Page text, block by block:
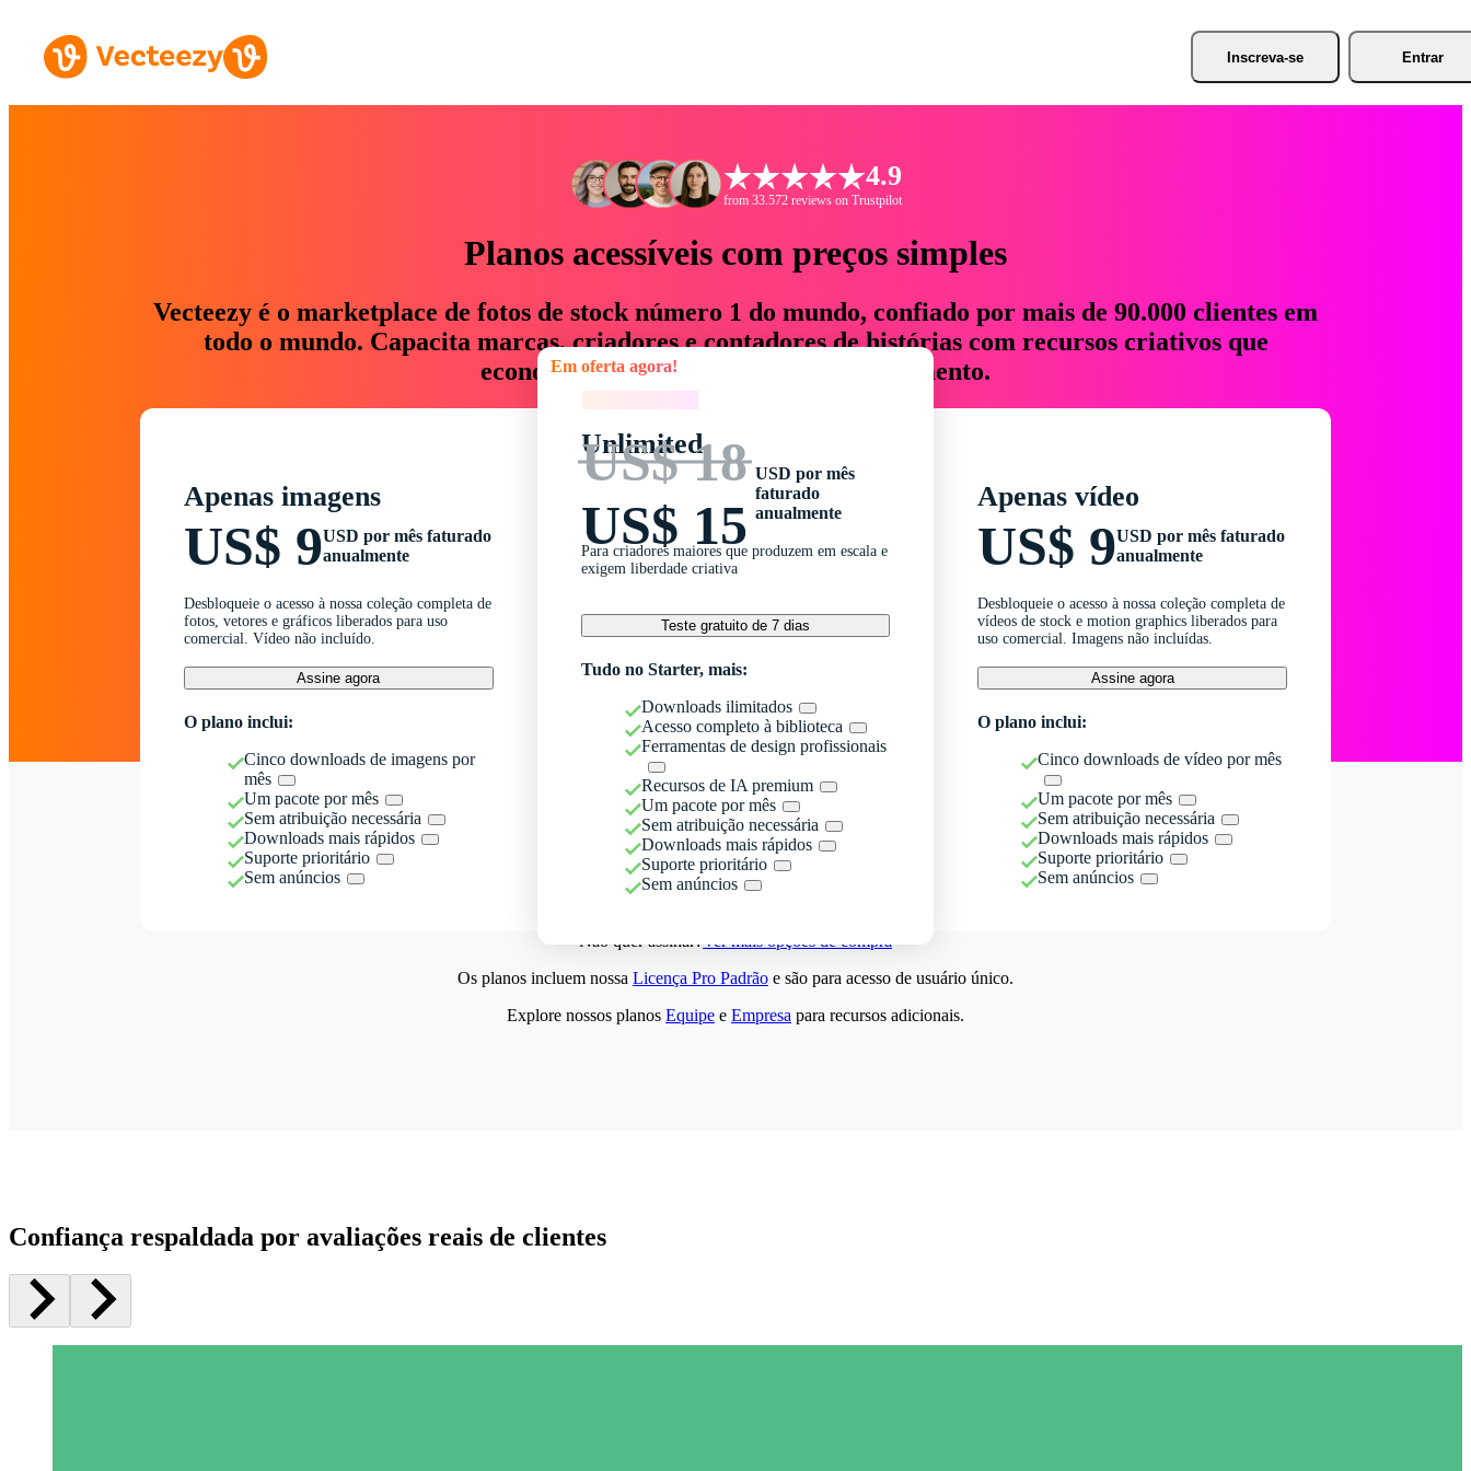
Inscreva-se Entrar
4.9
from 33.572 reviews on Trustpilot
Planos acessíveis com preços simples
Vecteezy é o marketplace de fotos de stock número 1 do mundo, confiado por mais de 90.000 clientes em
todo o mundo. Capacita marcas, criadores e contadores de histórias com recursos criativos que
economizam até 76% em tempo e orçamento.
Apenas imagens
US$ 9USD por mês faturado
anualmente
Desbloqueie o acesso à nossa coleção completa de
fotos, vetores e gráficos liberados para uso
comercial. Vídeo não incluído.
Assine agora
O plano inclui:
Cinco downloads de imagens por
mês
Um pacote por mês
Sem atribuição necessária
Downloads mais rápidos
Suporte prioritário
Sem anúncios
Em oferta agora!
Unlimited
US$ 18
US$ 15
USD por mês
faturado
anualmente
Para criadores maiores que produzem em escala e
exigem liberdade criativa
Teste gratuito de 7 dias
Tudo no Starter, mais:
Downloads ilimitados
Acesso completo à biblioteca
Ferramentas de design profissionais
Recursos de IA premium
Um pacote por mês
Sem atribuição necessária
Downloads mais rápidos
Suporte prioritário
Sem anúncios
Apenas vídeo
US$ 9USD por mês faturado
anualmente
Desbloqueie o acesso à nossa coleção completa de
vídeos de stock e motion graphics liberados para
uso comercial. Imagens não incluídas.
Assine agora
O plano inclui:
Cinco downloads de vídeo por mês
Um pacote por mês
Sem atribuição necessária
Downloads mais rápidos
Suporte prioritário
Sem anúncios
Não quer assinar?Ver mais opções de compra
Os planos incluem nossa Licença Pro Padrão e são para acesso de usuário único.
Explore nossos planos Equipe e Empresa para recursos adicionais.
Confiança respaldada por avaliações reais de clientes